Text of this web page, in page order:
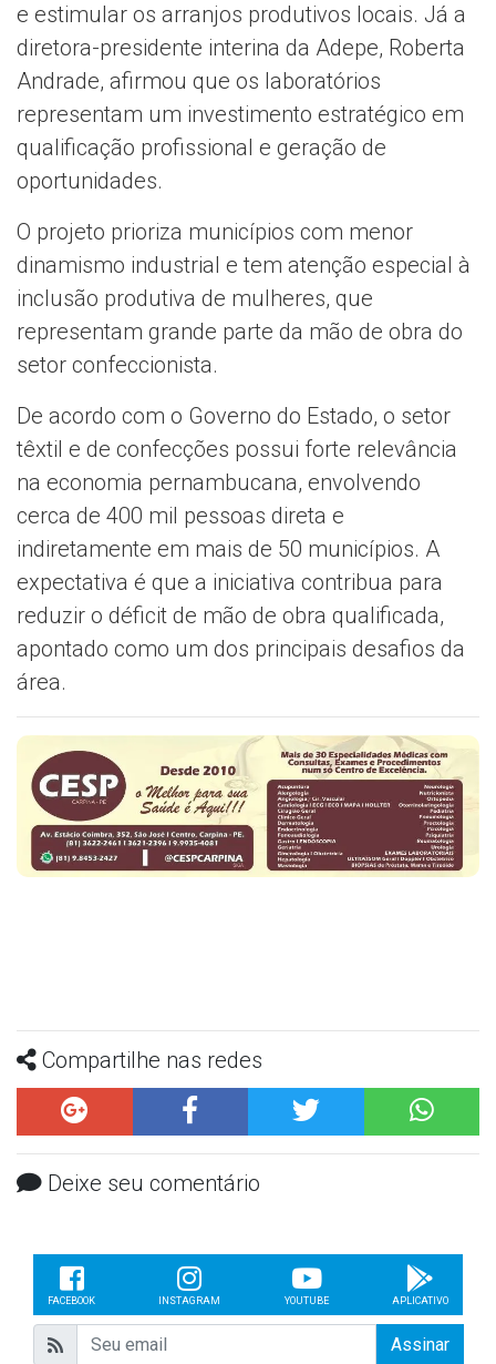
e estimular os arranjos produtivos locais. Já a
diretora-presidente interina da Adepe, Roberta
Andrade, afirmou que os laboratórios
representam um investimento estratégico em
qualificação profissional e geração de
oportunidades.
O projeto prioriza municípios com menor
dinamismo industrial e tem atenção especial à
inclusão produtiva de mulheres, que
representam grande parte da mão de obra do
setor confeccionista.
De acordo com o Governo do Estado, o setor
têxtil e de confecções possui forte relevância
na economia pernambucana, envolvendo
cerca de 400 mil pessoas direta e
indiretamente em mais de 50 municípios. A
expectativa é que a iniciativa contribua para
reduzir o déficit de mão de obra qualificada,
apontado como um dos principais desafios da
área.
Compartilhe nas redes
Deixe seu comentário
FACEBOOK INSTAGRAM YOUTUBE APLICATIVO
Assinar